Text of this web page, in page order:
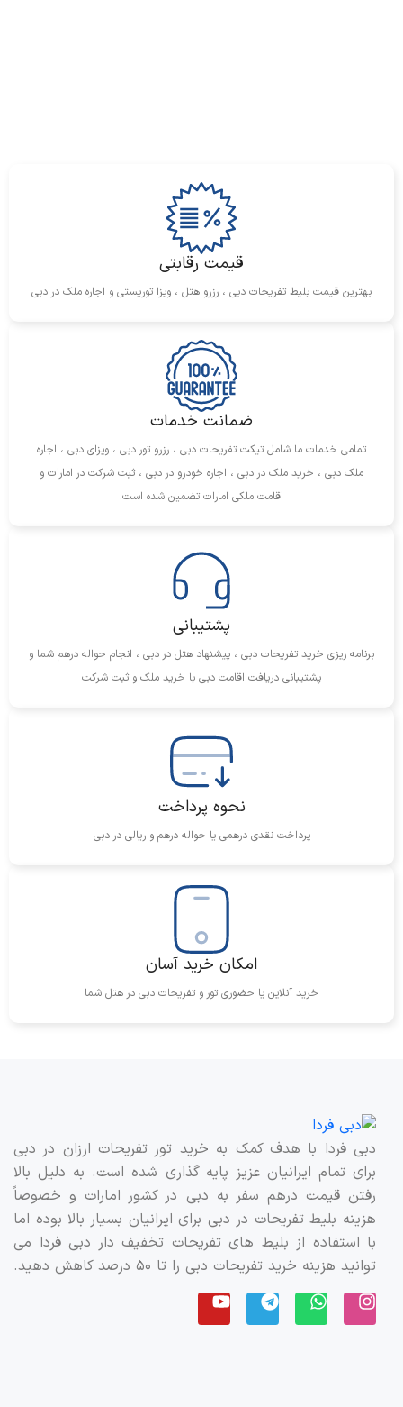
قیمت رقابتی
بهترین قیمت بلیط تفریحات دبی ، رزرو هتل ، ویزا توریستی و اجاره ملک در دبی
ضمانت خدمات
تمامی خدمات ما شامل تیکت تفریحات دبی ، رزرو تور دبی ، ویزای دبی ، اجاره
ملک دبی ، خرید ملک در دبی ، اجاره خودرو در دبی ، ثبت شرکت در امارات و
اقامت ملکی امارات تضمین شده است.
پشتیبانی
برنامه ریزی خرید تفریحات دبی ، پیشنهاد هتل در دبی ، انجام حواله درهم شما و
پشتیبانی دریافت اقامت دبی با خرید ملک و ثبت شرکت
نحوه پرداخت
پرداخت نقدی درهمی یا حواله درهم و ریالی در دبی
امکان خرید آسان
خرید آنلاین یا حضوری تور و تفریحات دبی در هتل شما
دبی فردا با هدف کمک به خرید تور تفریحات ارزان در دبی
برای تمام ایرانیان عزیز پایه گذاری شده است. به دلیل بالا
رفتن قیمت درهم سفر به دبی در کشور امارات و خصوصاً
هزینه بلیط تفریحات در دبی برای ایرانیان بسیار بالا بوده اما
با استفاده از بلیط های تفریحات تخفیف دار دبی فردا می
توانید هزینه خرید تفریحات دبی را تا ۵۰ درصد کاهش دهید.